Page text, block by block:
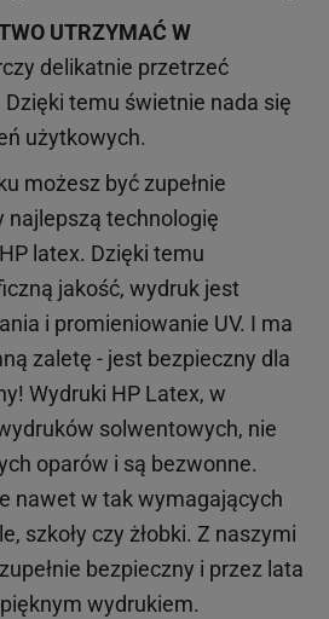
UTRZYMAĆ W
delikatnie przetrzeć
temu świetnie nada się
użytkowych.
możesz być zupełnie
najlepszą technologię
latex. Dzięki temu
jakość, wydruk jest
i promieniowanie UV. I ma
zaletę - jest bezpieczny dla
Wydruki HP Latex, w
solwentowych, nie
oparów i są bezwonne.
nawet w tak wymagających
szkoły czy żłobki. Z naszymi
bezpieczny i przez lata
wydrukiem.